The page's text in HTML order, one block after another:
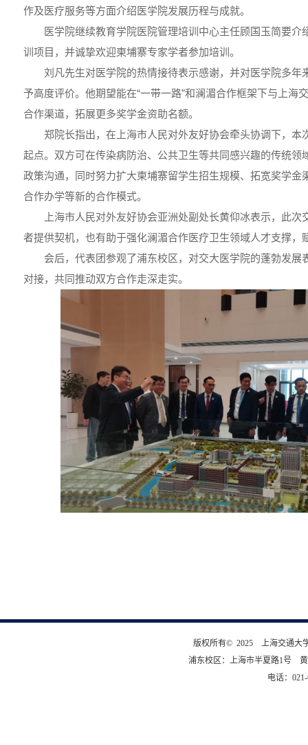
版权所有© 2025 上海交通大
浦东校区：上海市半夏路1号
电话：
作及医疗服务等方面介绍医学院发展历程与成就。
医学院继续教育学院医院管理培训中心主任顾国玉简要介
训项目，并诚挚欢迎柬埔寨专家学者参加培训。
刘凡先生对医学院的热情接待表示感谢，并对医学院多年
予高度评价。他期望能在“一带一路”和澜湄合作框架下与上海
合作渠道，拓展更多奖学金资助名额。
郑院长指出，在上海市人民对外友好协会牵头协调下，本
起点。双方可在传染病防治、公共卫生等共同感兴趣的传统领
政策沟通，同时努力扩大柬埔寨留学生招生规模、拓宽奖学金
合作办学等新的合作模式。
上海市人民对外友好协会亚洲处副处长黄仰冰表示，此
者提供契机，也有助于强化澜湄合作医疗卫生领域人才支撑，
会后，代表团参观了浦东校区，对交大医学院的蓬勃发展
对接，共同推动双方合作走深走实。